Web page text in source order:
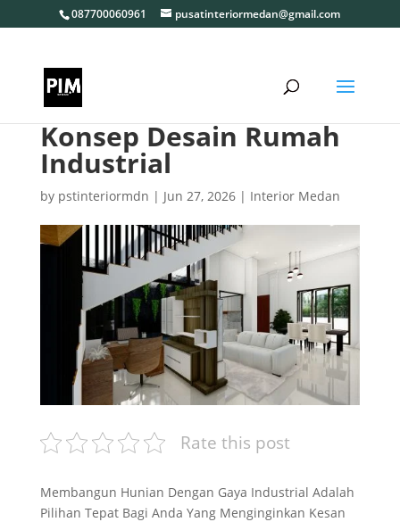
087700060961 pusatinteriormedan@gmail.com
Konsep Desain Rumah
Industrial
by pstinteriormdn | Jun 27, 2026| Interior Medan
Rate this post
Membangun Hunian Dengan Gaya Industrial Adalah
Pilihan Tepat Bagi Anda Yang Menginginkan Kesan